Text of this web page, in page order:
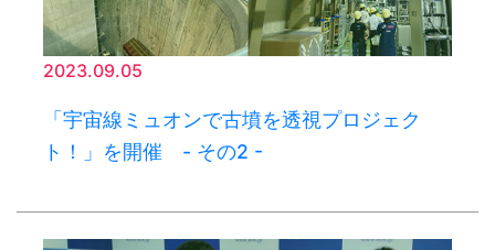
2023.09.05
「宇宙線ミュオンで古墳を透視プロジェク
ト！」を開催 - その2 -